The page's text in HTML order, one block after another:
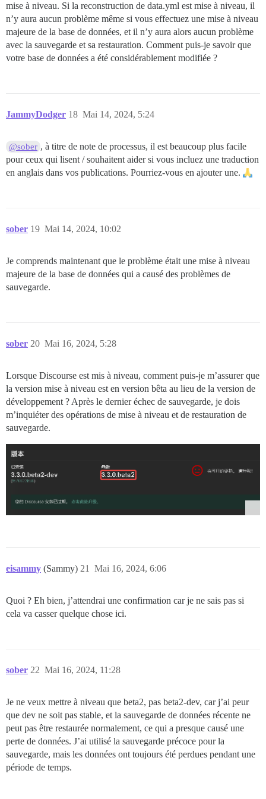
mise à niveau. Si la reconstruction de data.yml est mise à niveau, il
n’y aura aucun problème même si vous effectuez une mise à niveau
majeure de la base de données, et il n’y aura alors aucun problème
avec la sauvegarde et sa restauration. Comment puis-je savoir que
votre base de données a été considérablement modifiée ?
JammyDodger Mai 14, 2024, 5:24
18
@sober , à titre de note de processus, il est beaucoup plus facile
pour ceux qui lisent / souhaitent aider si vous incluez une traduction
en anglais dans vos publications. Pourriez-vous en ajouter une.
sober Mai 14, 2024, 10:02
19
Je comprends maintenant que le problème était une mise à niveau
majeure de la base de données qui a causé des problèmes de
sauvegarde.
sober Mai 16, 2024, 5:28
20
Lorsque Discourse est mis à niveau, comment puis-je m’assurer que
la version mise à niveau est en version bêta au lieu de la version de
développement ? Après le dernier échec de sauvegarde, je dois
m’inquiéter des opérations de mise à niveau et de restauration de
sauvegarde.
eisammy (Sammy) Mai 16, 2024, 6:06
21
Quoi ? Eh bien, j’attendrai une confirmation car je ne sais pas si
cela va casser quelque chose ici.
sober Mai 16, 2024, 11:28
22
Je ne veux mettre à niveau que beta2, pas beta2-dev, car j’ai peur
que dev ne soit pas stable, et la sauvegarde de données récente ne
peut pas être restaurée normalement, ce qui a presque causé une
perte de données. J’ai utilisé la sauvegarde précoce pour la
sauvegarde, mais les données ont toujours été perdues pendant une
période de temps.